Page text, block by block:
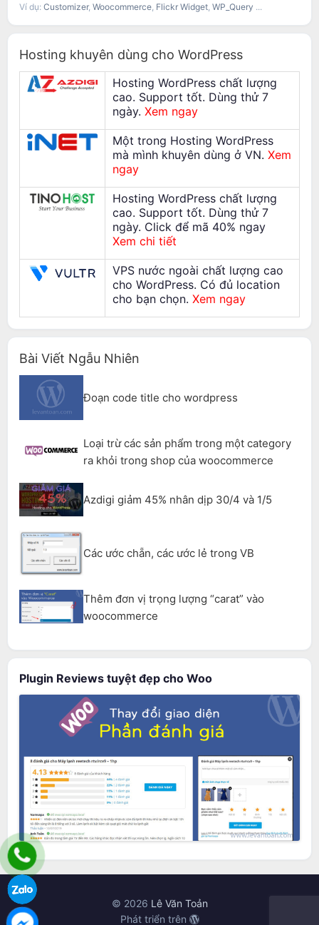
Ví dụ: Customizer, Woocommerce Flickr Widget WP_Query ...
Hosting khuyên dùng cho WordPress
Hosting WordPress chất lượng
cao. Support tốt. Dùng thử 7
ngày. Xem ngay
Một trong Hosting WordPress
mà mình khuyên dùng ở VN. Xem
ngay
Hosting WordPress chất lượng
cao. Support tốt. Dùng thử 7
ngày. Click để mã 40% ngay
Xem chi tiết
VPS nước ngoài chất lượng cao
cho WordPress. Có đủ location
cho bạn chọn. Xem ngay
Bài Viết Ngẫu Nhiên
Đoạn code title cho wordpress
Loại trừ các sản phẩm trong một category
ra khỏi trong shop của woocommerce
Azdigi giảm 45% nhân dịp 30/4 và 1/5
Các ước chẵn, các ước lẻ trong VB
Thêm đơn vị trọng lượng “carat” vào
woocommerce
Plugin Reviews tuyệt đẹp cho Woo
© 2026 Lê Văn Toản
Phát triển trên